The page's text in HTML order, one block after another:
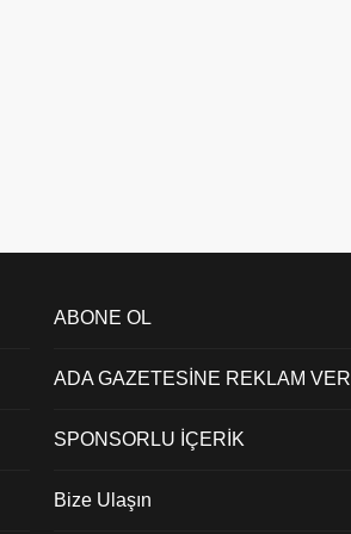
ABONE OL
ADA GAZETESİNE REKLAM VER
SPONSORLU İÇERİK
Bize Ulaşın